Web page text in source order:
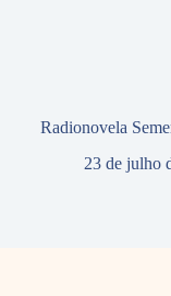
Radionovela
23 de julho